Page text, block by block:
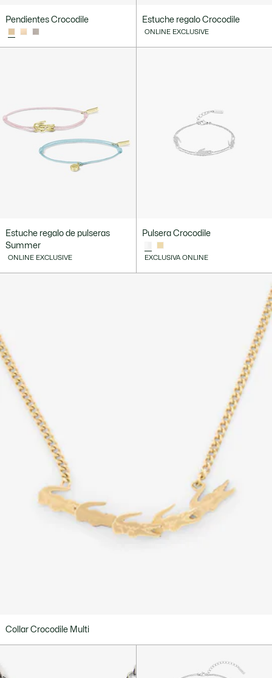
Pendientes Crocodile Estuche regalo Crocodile
ONLINE EXCLUSIVE
Estuche regalo de pulseras
Summer
ONLINE EXCLUSIVE
Pulsera Crocodile
EXCLUSIVA ONLINE
Collar Crocodile Multi